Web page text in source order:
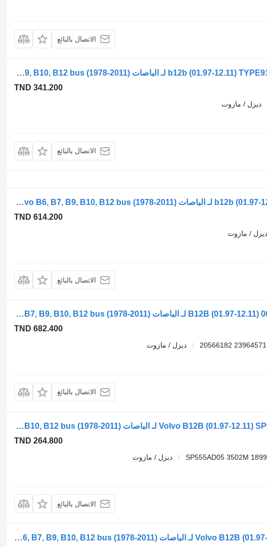
الاتصال بالبائع
جهاز التدفئة حريق b12b (01.97-12.11) TYPE91981 91981 لـ الباصات Volvo B6, B7, B9, B10, B12 bus (1978-2011)
TND 341.200
ديزل / مازوت
الاتصال بالبائع
جهاز التدفئة حريق b12b (01.97-12.11) 91761 لـ الباصات Volvo B6, B7, B9, B10, B12 bus (1978-2011)
TND 614.200
ديزل / مازوت
الاتصال بالبائع
جهاز التدفئة بوركيرت B12B (01.97-12.11) 00174422 لـ الباصات Volvo B6, B7, B9, B10, B12 bus (1978-2011)
TND 682.400
ديزل / مازوت
الاتصال بالبائع
جهاز التدفئة Volvo B12B (01.97-12.11) SP555AD05 3502M لـ الباصات Volvo B6, B7, B9, B10, B12 bus (1978-2011)
TND 264.800
SP555AD05 3502M
ديزل / مازوت
الاتصال بالبائع
جهاز التدفئة Volvo B12B (01.97-12.11) 92786037 لـ الباصات Volvo B6, B7, B9, B10, B12 bus (1978-2011)